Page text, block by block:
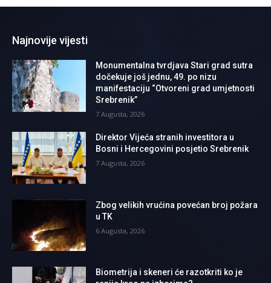
Najnovije vijesti
Monumentalna tvrdjava Stari grad sutra
dočekuje još jednu, 49. po nizu
manifestaciju “Otvoreni grad umjetnosti
Srebrenik”
7 Augusta, 2026
Direktor Vijeća stranih investitora u
Bosni i Hercegovini posjetio Srebrenik
7 Augusta, 2026
Zbog velikih vrućina povećan broj požara
u TK
6 Augusta, 2026
Biometrija i skeneri će razotkriti ko je